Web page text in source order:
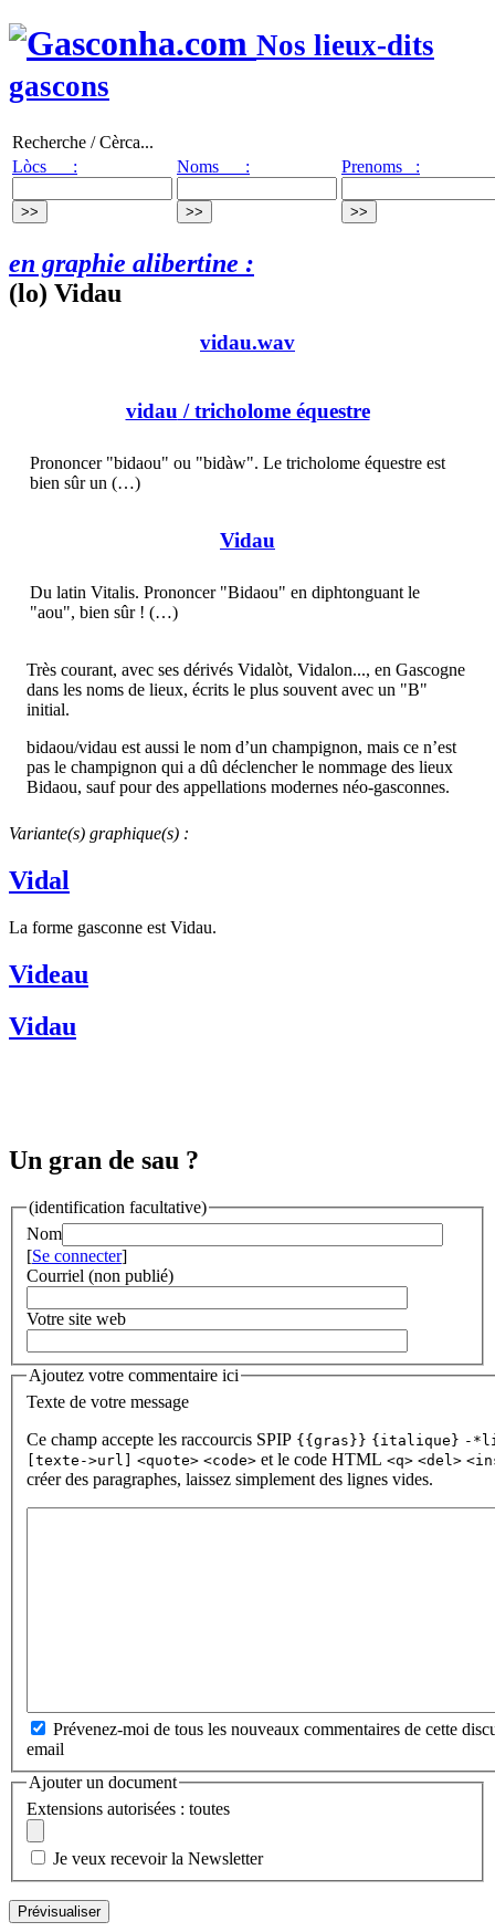
Nos lieux-dits
gascons
Recherche / Cèrca...
Lòcs :
Noms : Prenoms :
en graphie alibertine :
(lo) Vidau
vidau.wav
vidau / tricholome équestre
Prononcer "bidaou" ou "bidàw". Le tricholome équestre est
bien sûr un (…)
Vidau
Du latin Vitalis. Prononcer "Bidaou" en diphtonguant le
"aou", bien sûr ! (…)
Très courant, avec ses dérivés Vidalòt, Vidalon..., en Gascogne
dans les noms de lieux, écrits le plus souvent avec un "B"
initial.
bidaou/vidau est aussi le nom d’un champignon, mais ce n’est
pas le champignon qui a dû déclencher le nommage des lieux
Bidaou, sauf pour des appellations modernes néo-gasconnes.
Variante(s) graphique(s) :
Vidal
La forme gasconne est Vidau.
Videau
Vidau
Un gran de sau ?
(identification facultative)
Nom
[Se connecter]
Courriel (non publié)
Votre site web
Ajoutez votre commentaire ici
Texte de votre message
Ce champ accepte les raccourcis SPIP {{gras}} {italique} -
[texte->url]
<quote> <code> et le code HTML <q> <del>
créer des paragraphes, laissez simplement des lignes vides.
Prévenez-moi de tous les nouveaux commentaires de cette
email
Ajouter un document
Extensions autorisées : toutes
Je veux recevoir la Newsletter